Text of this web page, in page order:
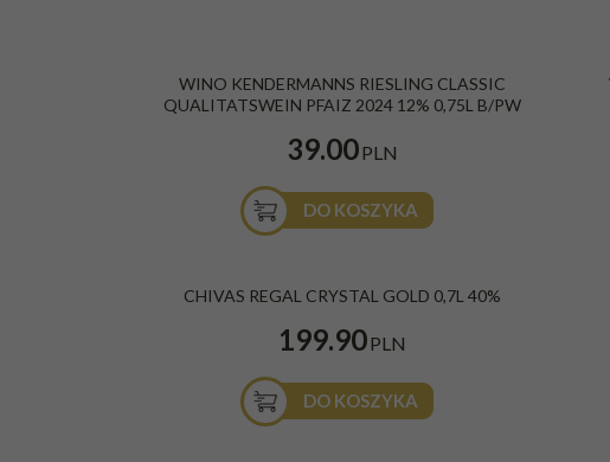
WINO KENDERMANNS RIESLING CLASSIC
QUALITATSWEIN PFAIZ 2024 12% 0,75L B/PW
39.00PLN
DO KOSZYKA
CHIVAS REGAL CRYSTAL GOLD 0,7L 40%
199.90PLN
DO KOSZYKA